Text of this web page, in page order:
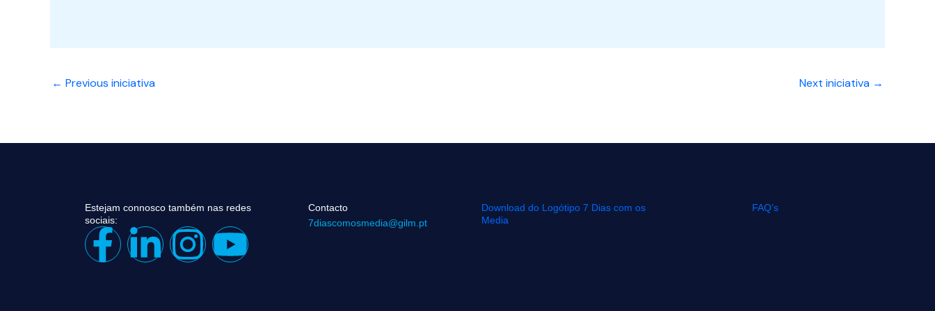
← Previous iniciativa Next iniciativa →
Estejam connosco também nas redes
sociais:
F
a
L
i
I
n
Y
o
Contacto
7diascomosmedia@gilm.pt
Download do Logótipo 7 Dias com os
Media
FAQ’s